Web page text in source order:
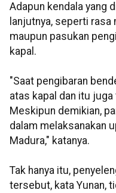
Adapun kendala yang
lanjutnya, seperti
maupun pasukan
kapal.
"Saat pengibaran
atas kapal dan itu
Meskipun demikian,
dalam melaksanakan
Madura," katanya.
Tak hanya itu,
tersebut, kata Yunan,